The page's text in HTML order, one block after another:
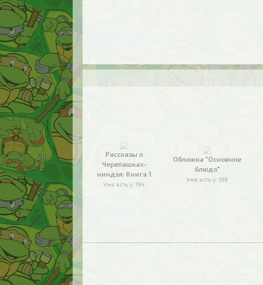
Рассказы о
Черепашках-
ниндзя: Книга 1
Уже есть у: 194
Обложка "Основное
блюдо"
Уже есть у: 186